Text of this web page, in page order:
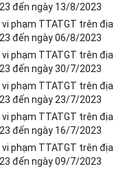
đến ngày 13/8/2023
phạm TTATGT trên địa
đến ngày 06/8/2023
phạm TTATGT trên địa
đến ngày 30/7/2023
phạm TTATGT trên địa
đến ngày 23/7/2023
phạm TTATGT trên địa
đến ngày 16/7/2023
phạm TTATGT trên địa
đến ngày 09/7/2023